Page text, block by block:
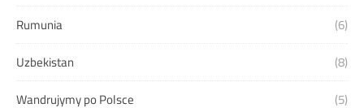
Rumunia
(6)
Uzbekistan
(8)
Wandrujymy po Polsce
(5)